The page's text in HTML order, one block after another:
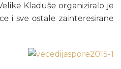
Kladuše organiziralo je
i sve ostale zainteresirane